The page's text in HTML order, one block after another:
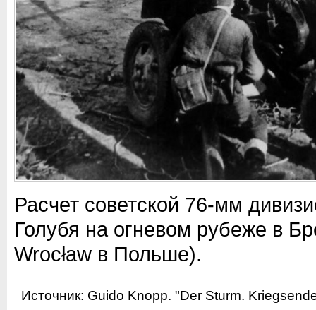
Расчет советской 76-мм
Голубя на огневом рубеже в
Wrocław в Польше).
Источник: Guido Knopp. "Der Sturm.